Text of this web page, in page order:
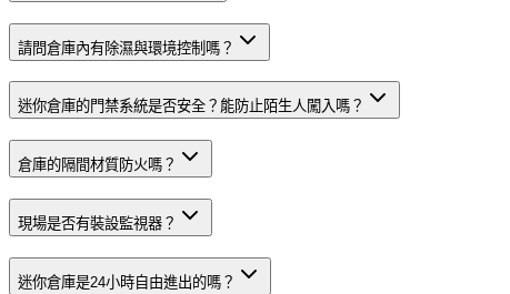
請問倉庫內有除濕與環境控制嗎？
迷你倉庫的門禁系統是否安全？能防止陌生人闖入嗎？
倉庫的隔間材質防火嗎？
現場是否有裝設監視器？
迷你倉庫是24小時自由進出的嗎？